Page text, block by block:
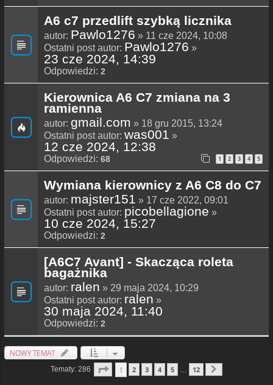
A6 c7 przedlift szybką licznika
autor: Pawlo1276 » 11 cze 2024, 10:08
Ostatni post autor: Pawlo1276 »
23 cze 2024, 14:39
Odpowiedzi: 2
Kierownica A6 C7 zmiana na 3
ramienna
autor: gmail.com » 18 gru 2015, 13:24
Ostatni post autor: was001 »
12 cze 2024, 12:38
Odpowiedzi: 68 1 2 3 4 5
Wymiana kierownicy z A6 C8 do C7
autor: majster151 » 17 cze 2022, 09:01
Ostatni post autor: picobellagione »
10 cze 2024, 15:27
Odpowiedzi: 2
[A6C7 Avant] - Skacząca roleta
bagażnika
autor: ralen » 29 maja 2024, 10:29
Ostatni post autor: ralen »
30 maja 2024, 11:40
Odpowiedzi: 2
NOWY TEMAT
Tematy: 286 Strona1 12
1 2 3 4 5 12